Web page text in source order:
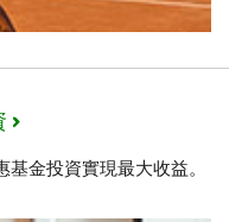
基金投資實現最大收益。